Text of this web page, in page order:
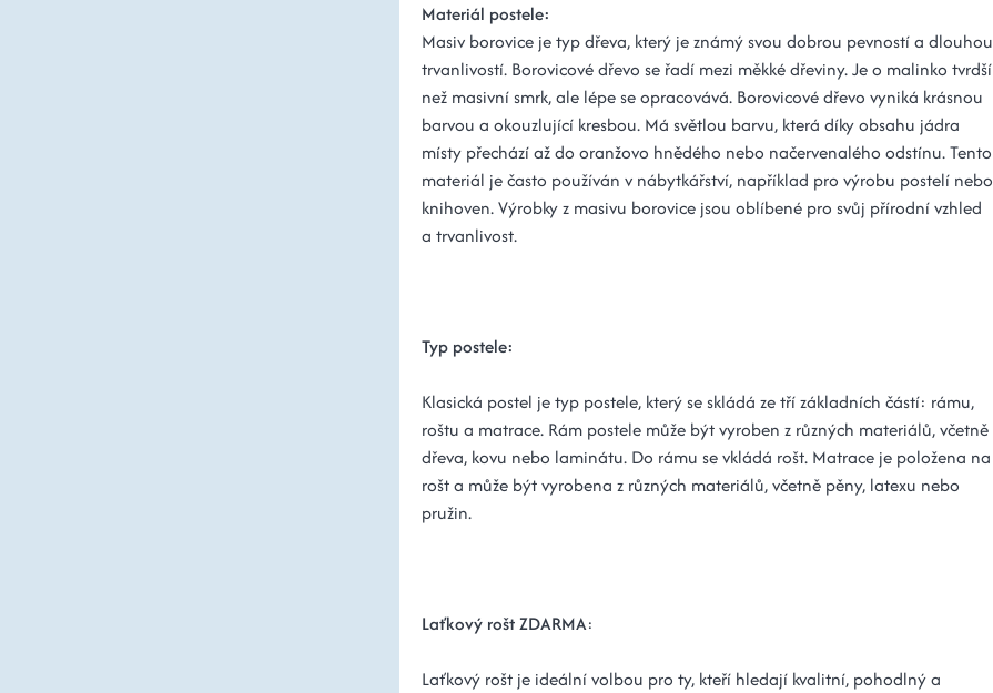
Materiál postele:
Masiv borovice je typ dřeva, který je známý svou dobrou pevností a dlouhou
trvanlivostí. Borovicové dřevo se řadí mezi měkké dřeviny. Je o malinko tvrdší
než masivní smrk, ale lépe se opracovává. Borovicové dřevo vyniká krásnou
barvou a okouzlující kresbou. Má světlou barvu, která díky obsahu jádra
místy přechází až do oranžovo hnědého nebo načervenalého odstínu. Tento
materiál je často používán v nábytkářství, například pro výrobu postelí nebo
knihoven. Výrobky z masivu borovice jsou oblíbené pro svůj přírodní vzhled
a trvanlivost.
Typ postele:
Klasická postel je typ postele, který se skládá ze tří základních částí: rámu,
roštu a matrace. Rám postele může být vyroben z různých materiálů, včetně
dřeva, kovu nebo laminátu. Do rámu se vkládá rošt. Matrace je položena na
rošt a může být vyrobena z různých materiálů, včetně pěny, latexu nebo
pružin.
Laťkový rošt ZDARMA:
Laťkový rošt je ideální volbou pro ty, kteří hledají kvalitní, pohodlný a